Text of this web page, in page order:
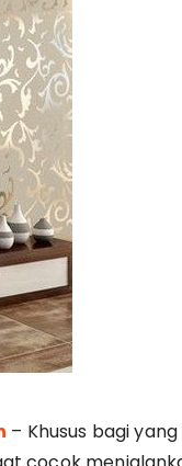
– Khusus bagi